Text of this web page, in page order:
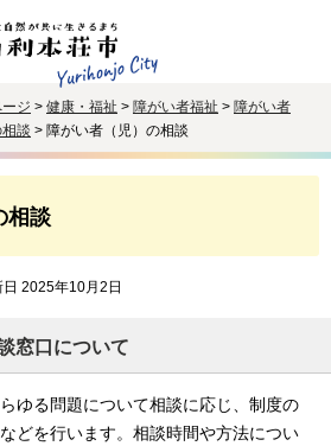
ージ > 健康・福祉 > 障がい者福祉 > 障がい者
相談 > 障がい者（児）の相談
相談
2025年10月2日
窓口について
ゆる問題について相談に応じ、制度の
どを行います。相談時間や方法につい